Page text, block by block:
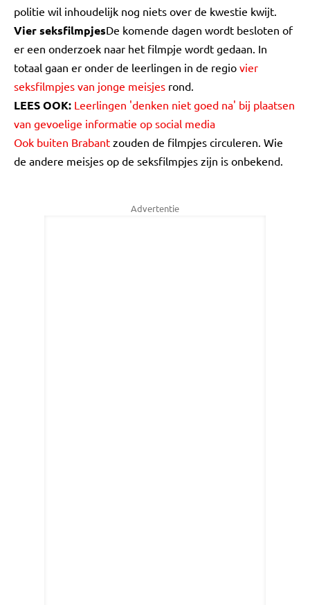
politie wil inhoudelijk nog niets over de kwestie kwijt.
Vier seksfilmpjesDe komende dagen wordt besloten of
er een onderzoek naar het filmpje wordt gedaan. In
totaal gaan er onder de leerlingen in de regio vier
seksfilmpjes van jonge meisjes rond.
LEES OOK: Leerlingen 'denken niet goed na' bij plaatsen
van gevoelige informatie op social media
Ook buiten Brabant zouden de filmpjes circuleren. Wie
de andere meisjes op de seksfilmpjes zijn is onbekend.
Advertentie